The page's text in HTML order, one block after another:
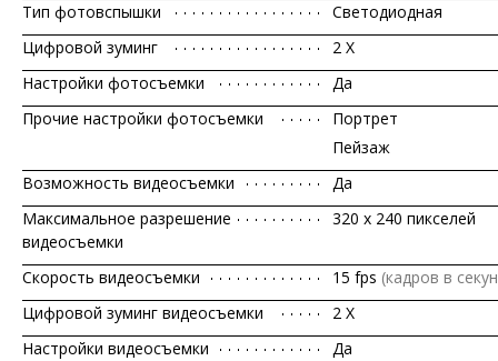
Тип фотовспышки
Светодиодная
Цифровой зуминг
2 X
Настройки фотосъемки
Да
Прочие настройки фотосъемки
Портрет
Пейзаж
Возможность видеосъемки
Да
Максимальное разрешение
видеосъемки
320 x 240 пикселей
Скорость видеосъемки 15 fps (кадров в
Цифровой зуминг видеосъемки
2 X
Настройки видеосъемки
Да